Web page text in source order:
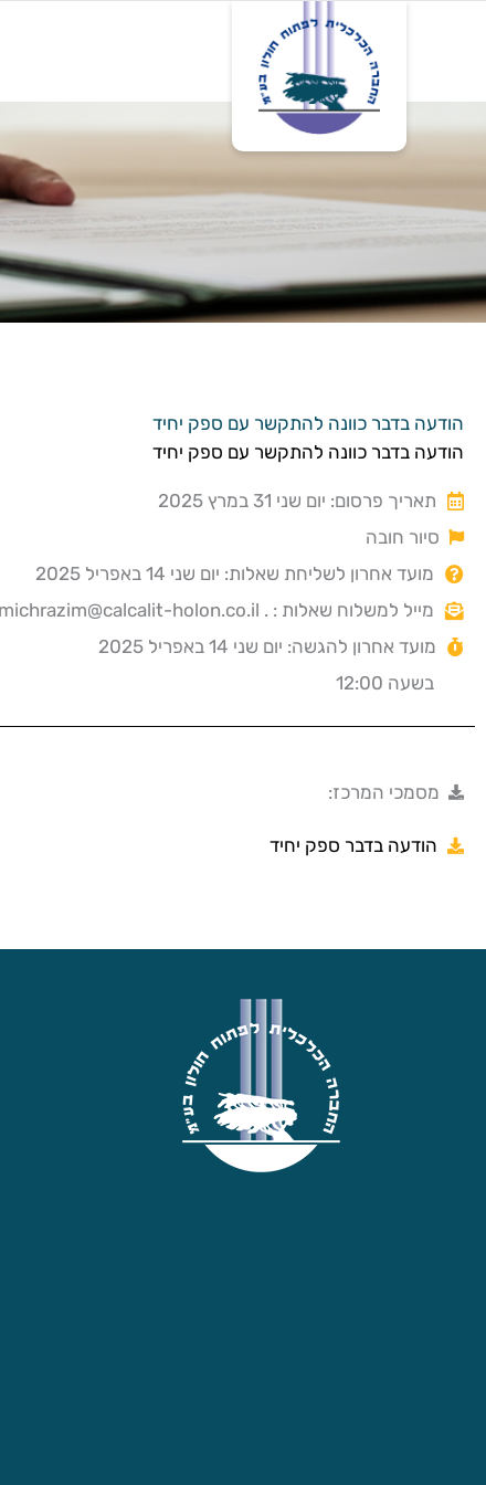
הודעה בדבר כוונה להתקשר עם ספק יחיד
הודעה בדבר כוונה להתקשר עם ספק יחיד
תאריך פרסום: יום שני 31 במרץ 2025
סיור חובה
מועד אחרון לשליחת שאלות: יום שני 14 באפריל 2025
מייל למשלוח שאלות : . michrazim@calcalit-holon.co.il
מועד אחרון להגשה: יום שני 14 באפריל 2025
בשעה 12:00
מסמכי המרכז:
הודעה בדבר ספק יחיד